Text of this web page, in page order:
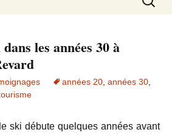
les années 30 à
années 20 années 30
ski débute quelques années avant